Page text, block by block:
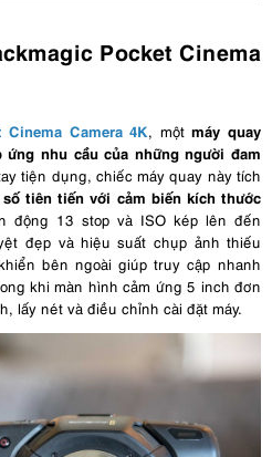
Pocket Cinema
Cinema Camera 4K, mộtmáy quay
nhu cầu của những người đam
tiện dụng, chiếc máy quay này tích
tiên tiến với cảm biến kích thước
động 13 stop và ISO kép lên đến
đẹp và hiệu suất chụp ảnh thiếu
bên ngoài giúp truy cập nhanh
khi màn hình cảm ứng 5 inch đơn
lấy nét và điều chỉnh cài đặt máy.